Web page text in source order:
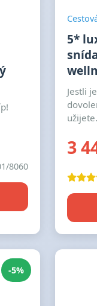
8060
5*
Jestli
užijete.
3
-5%